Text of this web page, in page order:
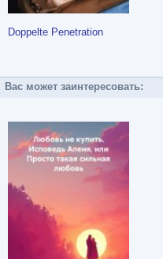
Doppelte Penetration
Вас может заинтересовать: